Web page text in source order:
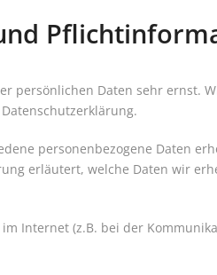
persönlichen Daten sehr
personenbezogene Daten
erläutert, welche Daten wir
Internet (z.B. bei der